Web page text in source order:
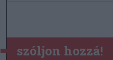
szóljon hozzá!